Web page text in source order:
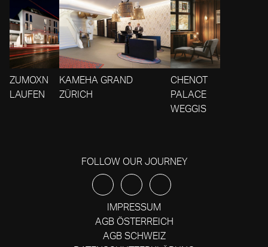
ZUMOXN
LAUFEN
KAMEHA GRAND
ZÜRICH
CHENOT
PALACE
WEGGIS
FOLLOW OUR JOURNEY
IMPRESSUM
AGB ÖSTERREICH
AGB SCHWEIZ